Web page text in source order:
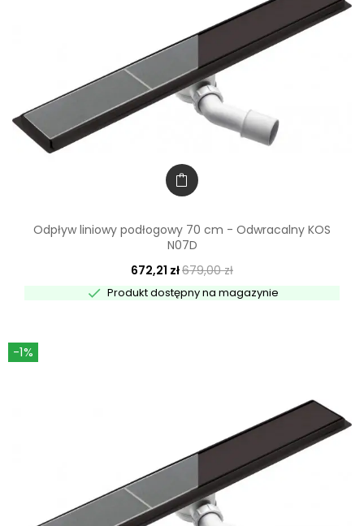
Odpływ liniowy podłogowy 70 cm - Odwracalny KOS
N07D
672,21 zł679,00 zł
 Produkt dostępny na magazynie
-1%